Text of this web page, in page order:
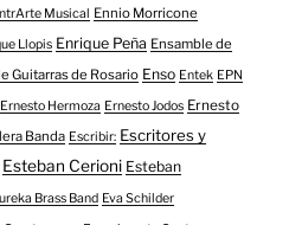
Musical Ennio Morricone
Llopis Enrique Peña Ensamble de
Guitarras de Rosario Enso Entek EPN
Ernesto Hermoza Ernesto Jodos Ernesto
Banda Escribir: Escritores y
Esteban Cerioni Esteban
Brass Band Eva Schilder